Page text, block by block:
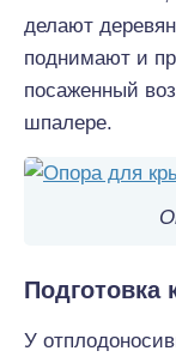
делают
поднимают и
посаженный
шпалере.
Подготовка
У